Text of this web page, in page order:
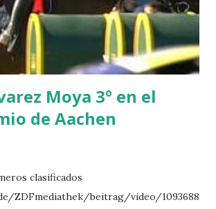
7 WISCONSIN 111 -MOYA 8
9 HERALD –CORDON 10 SELDANA
Vuelta Triunfal... el ganador
su vuelta de honor
Moya 3º en el
de Aachen
clasificados
ZDFmediathek/beitrag/video/1093688